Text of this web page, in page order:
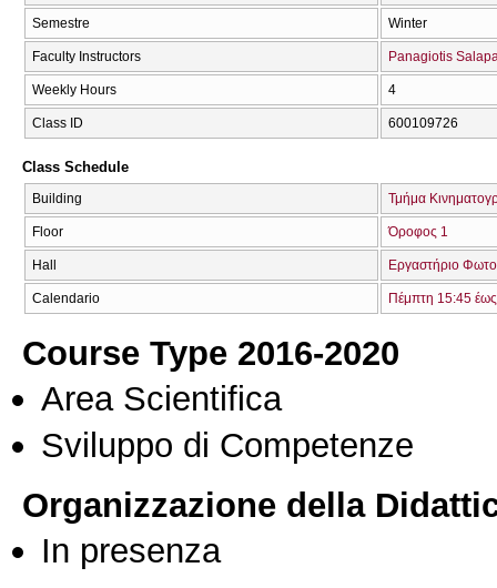
Semestre Winter
Faculty Instructors Panagiotis
Weekly Hours 4
Class ID 600109726
Class Schedule
Building Τμήμα
Floor Όροφος 1
Hall Εργαστήριο
Calendario Πέμπτη 15:45
Course Type 2016-2020
Area Scientifica
Sviluppo di Competenze
Organizzazione della
In presenza